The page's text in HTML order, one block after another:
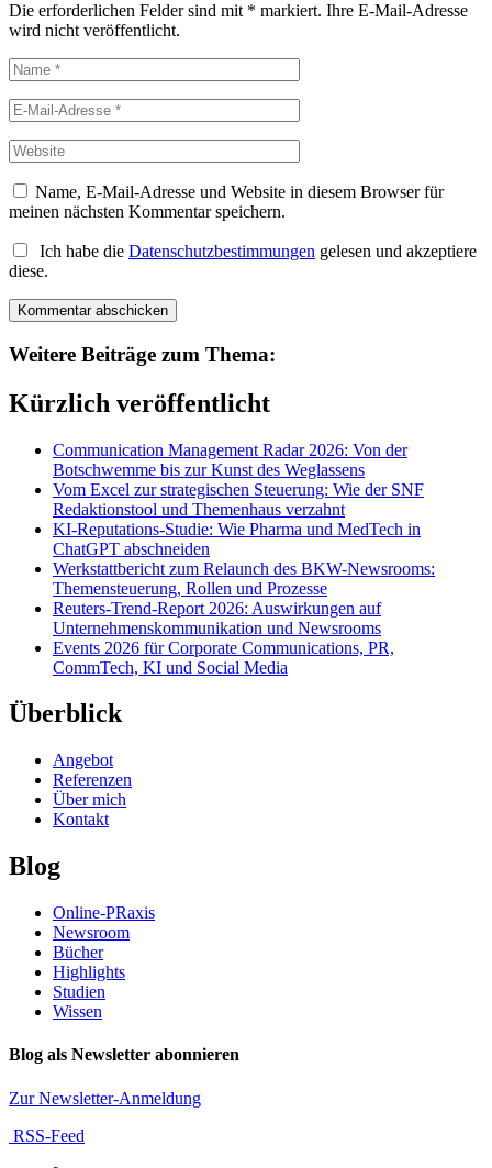
Die erforderlichen Felder sind mit * markiert. Ihre E-Mail-Adresse
wird nicht veröffentlicht.
Name, E-Mail-Adresse und Website in diesem Browser für
meinen nächsten Kommentar speichern.
Ich habe die Datenschutzbestimmungen gelesen und akzeptiere
diese.
Weitere Beiträge zum Thema:
Kürzlich veröffentlicht
Communication Management Radar 2026: Von der
Botschwemme bis zur Kunst des Weglassens
Vom Excel zur strategischen Steuerung: Wie der SNF
Redaktionstool und Themenhaus verzahnt
KI-Reputations-Studie: Wie Pharma und MedTech in
ChatGPT abschneiden
Werkstattbericht zum Relaunch des BKW-Newsrooms:
Themensteuerung, Rollen und Prozesse
Reuters-Trend-Report 2026: Auswirkungen auf
Unternehmenskommunikation und Newsrooms
Events 2026 für Corporate Communications, PR,
CommTech, KI und Social Media
Überblick
Angebot
Referenzen
Über mich
Kontakt
Blog
Online-PRaxis
Newsroom
Bücher
Highlights
Studien
Wissen
Blog als Newsletter abonnieren
Zur Newsletter-Anmeldung
RSS-Feed